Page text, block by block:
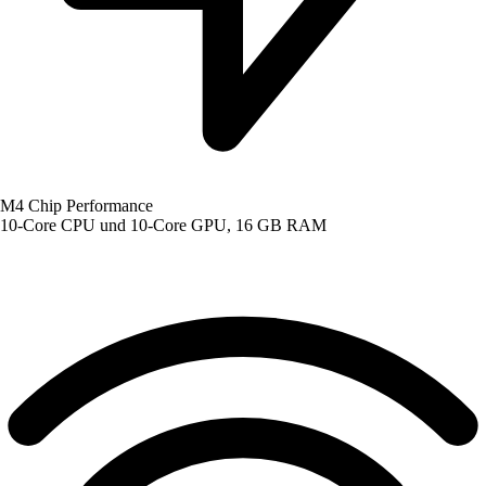
M4 Chip Performance
10-Core CPU und 10-Core GPU, 16 GB RAM